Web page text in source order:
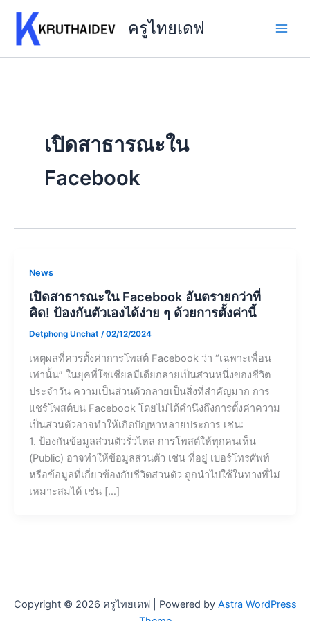
content
ครูไทยเดฟ
เปิดสาธารณะใน
Facebook
News
เปิดสาธารณะใน Facebook อันตรายกว่าที่
คิด! ป้องกันตัวเองได้ง่าย ๆ ด้วยการตั้งค่านี้
Detphong Unchat /02/12/2024
เหตุผลที่ควรตั้งค่าการโพสต์ Facebook ว่า “เฉพาะเพื่อน
เท่านั้น” ในยุคที่โซเชียลมีเดียกลายเป็นส่วนหนึ่งของชีวิต
ประจำวัน ความเป็นส่วนตัวกลายเป็นสิ่งที่สำคัญมาก การ
แชร์โพสต์บน Facebook โดยไม่ได้คำนึงถึงการตั้งค่าความ
เป็นส่วนตัวอาจทำให้เกิดปัญหาหลายประการ เช่น:
1. ป้องกันข้อมูลส่วนตัวรั่วไหล การโพสต์ให้ทุกคนเห็น
(Public) อาจทำให้ข้อมูลส่วนตัว เช่น ที่อยู่ เบอร์โทรศัพท์
หรือข้อมูลที่เกี่ยวข้องกับชีวิตส่วนตัว ถูกนำไปใช้ในทางที่ไม่
เหมาะสมได้ เช่น […]
Copyright © 2026 ครูไทยเดฟ | Powered by Astra WordPress